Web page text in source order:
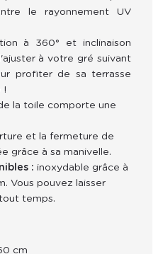
le rayonnement UV
à 360° et inclinaison
à votre gré suivant
profiter de sa terrasse
!
la toile comporte une
et la fermeture de
grâce à sa manivelle.
: inoxydable grâce à
Vous pouvez laisser
temps.
cm